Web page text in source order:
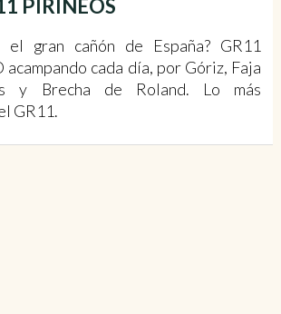
PIRINEOS
el gran cañón de España? GR11
acampando cada día, por Góriz, Faja
y Brecha de Roland. Lo más
GR11.